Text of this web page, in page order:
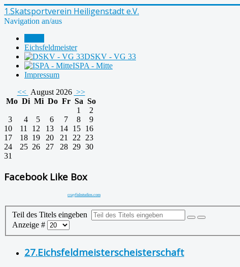
1.Skatsportverein Heiligenstadt e.V.
Navigation an/aus
Eichsfeldmeister
DSKV - VG 33
ISPA - Mitte
Impressum
<< August 2026 >>
Mo Di Mi Do Fr Sa So
1
2
3
4 5 6 7 8
9
10
11 12 13 14 15 16
17
18 19 20 21 22
23
24
25 26 27 28 29 30
31
Facebook Like Box
crayfishstudios.com
Teil des Titels eingeben
Anzeige #
27.Eichsfeldmeisterscheisterschaft